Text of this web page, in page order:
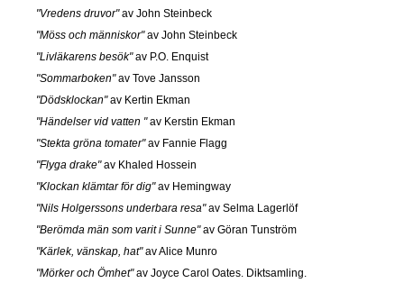
"Vredens druvor"av John Steinbeck
"Möss och människor"av John Steinbeck
"Livläkarens besök"av P.O. Enquist
"Sommarboken"av Tove Jansson
"Dödsklockan"av Kertin Ekman
"Händelser vid vatten "av Kerstin Ekman
"Stekta gröna tomater"av Fannie Flagg
"Flyga drake"av Khaled Hossein
"Klockan klämtar för dig"av Hemingway
"Nils Holgerssons underbara resa"av Selma Lagerlöf
"Berömda män som varit i Sunne"av Göran Tunström
"Kärlek, vänskap, hat"av Alice Munro
"Mörker och Ömhet"av Joyce Carol Oates. Diktsamling.